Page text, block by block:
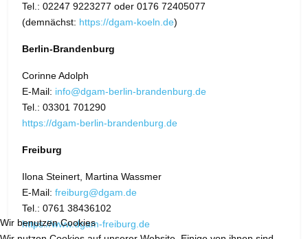
Tel.: 02247 9223277 oder 0176 72405077
(demnächst: https://dgam-koeln.de)
Berlin-Brandenburg
Corinne Adolph
E-Mail: info@dgam-berlin-brandenburg.de
Tel.: 03301 701290
https://dgam-berlin-brandenburg.de
Freiburg
Ilona Steinert, Martina Wassmer
E-Mail: freiburg@dgam.de
Tel.: 0761 38436102
https://www.dgam-freiburg.de
Wir benutzen Cookies